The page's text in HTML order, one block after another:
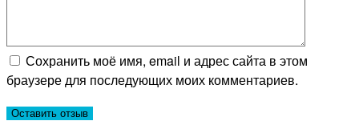
Сохранить моё имя, email и адрес сайта в этом
браузере для последующих моих комментариев.